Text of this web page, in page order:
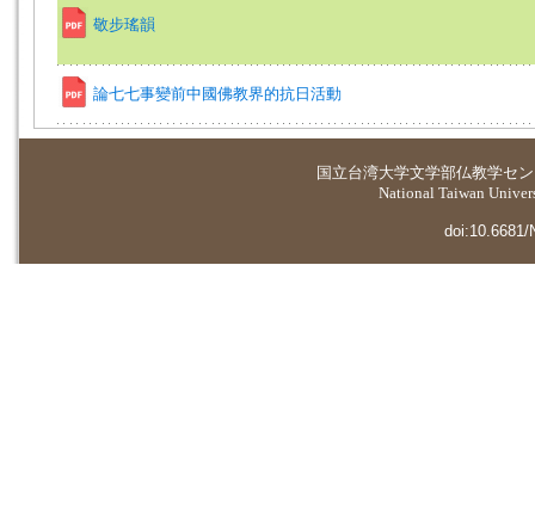
敬步瑤韻
論七七事變前中國佛教界的抗日活動
国立台湾大学文学部仏教学セ
National Taiwan
doi:10.6681/